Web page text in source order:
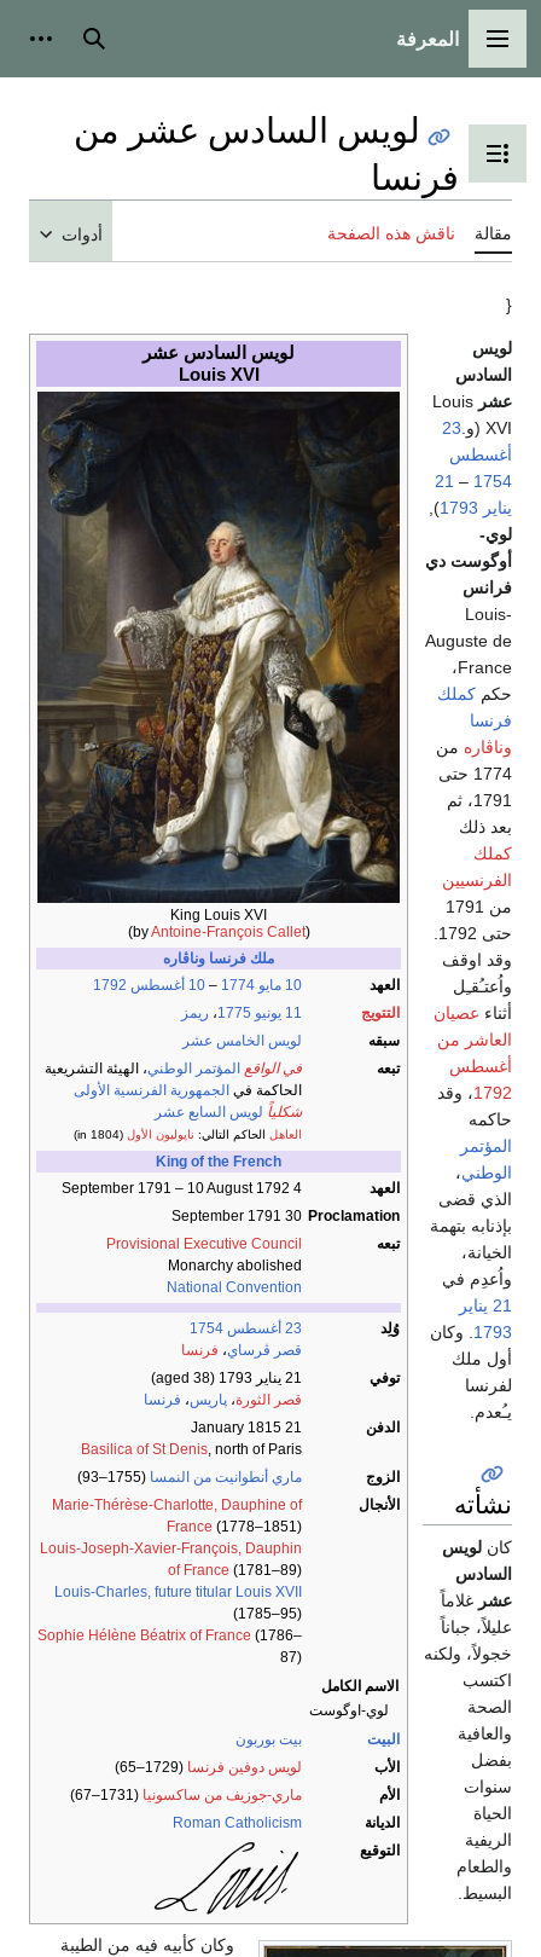
القائمة الرئيسية
المعرفة بحث
تبديل عرض جدول المحتويات
لويس السادس عشر من
فرنسا
مقالة ناقش هذه الصفحة أدوات
{
لويس السادس عشر
Louis XVI
King Louis XVI
(by
Antoine-François Callet
)
ملك فرنسا وناڤاره
العهد
10 مايو 1774
– 10 أغسطس
1792
التتويج
11 يونيو 1775، ريمز
سبقه
لويس الخامس عشر
تبعه
في الواقع المؤتمر الوطني، الهيئة التشريعية
الحاكمة في الجمهورية الفرنسية الأولى
شكلياً لويس السابع عشر
العاهل الحاكم التالي: ناپوليون الأول (in 1804)
King of the French
العهد
4 September 1791 –
10 August 1792
Proclamation
30 September 1791
تبعه
Provisional Executive Council
Monarchy abolished
National Convention
وُلِد 23 أغسطس
1754
قصر ڤرساي، فرنسا
توفي
21 يناير 1793
(aged 38)
قصر الثورة، پاريس، فرنسا
الدفن
21 January 1815
Basilica of St Denis, north of Paris
الزوج
ماري أنطوانيت من النمسا (1755–93)
الأنجال
Marie-Thérèse-Charlotte, Dauphine of
France (1778–1851)
Louis-Joseph-Xavier-François, Dauphin
of France (1781–89)
Louis-Charles, future titular Louis XVII
(1785–95)
Sophie Hélène Béatrix of France (1786–
87)
الاسم الكامل
لوي-اوگوست
البيت
بيت بوربون
الأب
لويس دوفين فرنسا (1729–65)
الأم
ماري-جوزيف من ساكسونيا (1731–67)
الديانة
Roman Catholicism
التوقيع
لويس
السادس
عشر Louis
XVI (و.
23
أغسطس
1754
–
21
يناير 1793
),
لوي-
أوگوست دي
فرانس
Louis-
Auguste de
France،
حكم كملك
فرنسا
وناڤاره من
1774 حتى
1791، ثم
بعد ذلك
كملك
الفرنسيين
من 1791
وقد اوقف
واُعتـُقـِل
أثناء عصيان
العاشر من
أغسطس
1792، وقد
حاكمه
المؤتمر
الوطني،
الذي قضى
بإذنابه بتهمة
الخيانة،
واُعدِم في
21 يناير
1793 . وكان
أول ملك
لفرنسا
يـُعدم.
نشأته
كان لويس
السادس
عشر غلاماً
عليلاً، جباناً
خجولاً، ولكنه
اكتسب
الصحة
والعافية
بفضل
سنوات
الحياة
الريفية
والطعام
البسيط.
وكان كأبيه فيه من الطيبة